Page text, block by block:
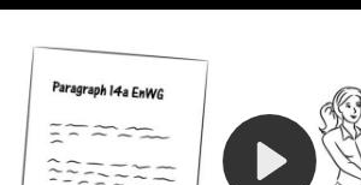
Play
Video